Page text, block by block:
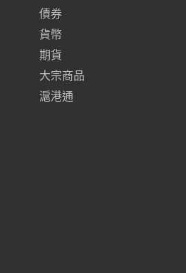
債券
貨幣
期貨
大宗商品
滬港通